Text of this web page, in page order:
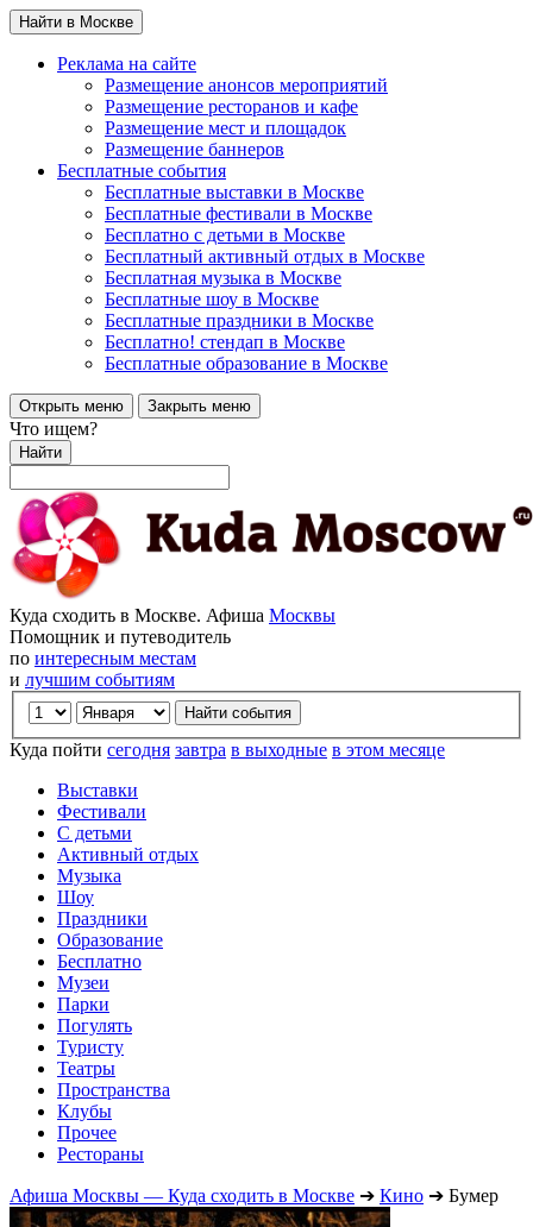
Найти в Москве
Реклама на сайте
Размещение анонсов мероприятий
Размещение ресторанов и кафе
Размещение мест и площадок
Размещение баннеров
Бесплатные события
Бесплатные выставки в Москве
Бесплатные фестивали в Москве
Бесплатно с детьми в Москве
Бесплатный активный отдых в Москве
Бесплатная музыка в Москве
Бесплатные шоу в Москве
Бесплатные праздники в Москве
Бесплатно! стендап в Москве
Бесплатные образование в Москве
Открыть меню Закрыть меню
Что ищем?
Найти
Куда сходить в Москве. Афиша Москвы
Помощник и путеводитель
по интересным местам
и лучшим событиям
Куда пойти сегодня завтра в выходные в этом месяце
Выставки
Фестивали
С детьми
Активный отдых
Музыка
Шоу
Праздники
Образование
Бесплатно
Музеи
Парки
Погулять
Туристу
Театры
Пространства
Клубы
Прочее
Рестораны
Афиша Москвы — Куда сходить в Москве ➔ Кино ➔ Бумер